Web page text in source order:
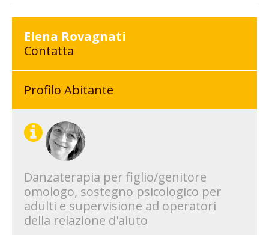
Elena Rovagnati
Contatta
Profilo Abitante
Danzaterapia per figlio/genitore
omologo, sostegno psicologico per
adulti e supervisione ad operatori
della relazione d'aiuto